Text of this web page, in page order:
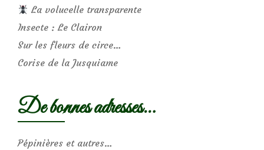
La volucelle transparente
Insecte : Le Clairon
Sur les fleurs de circe…
Corise de la Jusquiame
De bonnes adresses…
Pépinières et autres…